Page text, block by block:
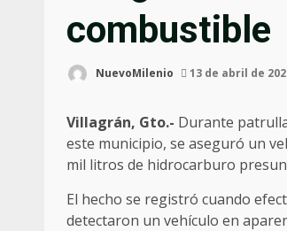
combustible
NuevoMilenio 13 de abril de
Villagrán, Gto.- Durante
este municipio, se aseguró un
mil litros de hidrocarburo
El hecho se registró cuando
detectaron un vehículo en